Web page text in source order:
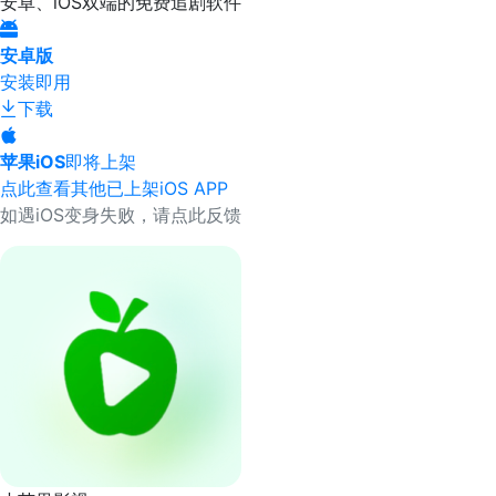
安卓版
安装即用
下载
苹果iOS即将上架
点此查看其他已上架iOS APP
如遇iOS变身失败，请点此反馈